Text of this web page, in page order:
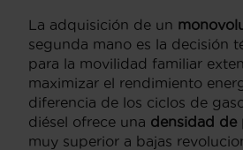
La adquisición de un
segunda mano es la decisión
para la movilidad familiar
maximizar el rendimiento
diferencia de los ciclos de
diésel ofrece una densidad de
muy superior a bajas